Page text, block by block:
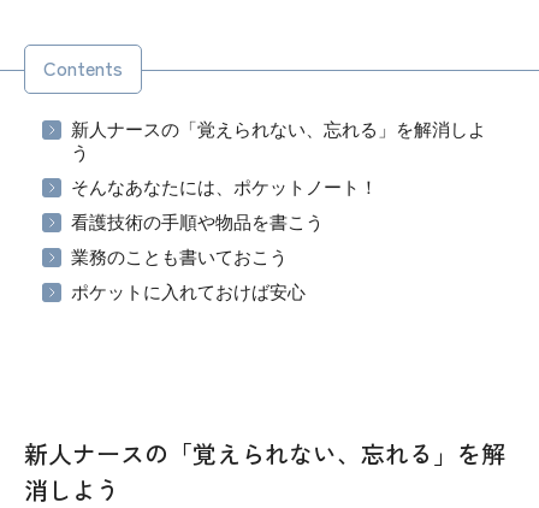
Contents
新人ナースの「覚えられない、忘れる」を解消しよ
う
そんなあなたには、ポケットノート！
看護技術の手順や物品を書こう
業務のことも書いておこう
ポケットに入れておけば安心
新人ナースの「覚えられない、忘れる」を解
消しよう